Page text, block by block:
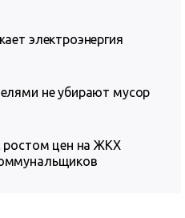
электроэнергия
не убирают мусор
ростом цен на ЖКХ